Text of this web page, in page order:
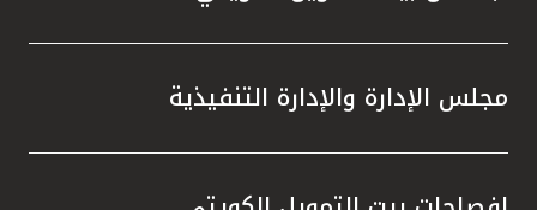
اتصل بنا
مواقع الفروع وأجهزة الصرف الآلي
ألمانيا
مجلس الإدارة والإدارة التنفيذية